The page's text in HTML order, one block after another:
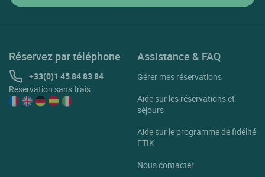
Réservez par téléphone
+33(0)1 45 84 83 84
Réservation sans frais
Assistance & FAQ
Gérer mes réservations
Aide sur les réservations et
séjours
Aide sur le programme de fidélité
ETIK
Nous contacter